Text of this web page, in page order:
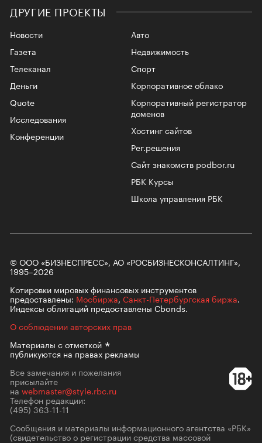
ДРУГИЕ ПРОЕКТЫ
Новости
Газета
Телеканал
Авто
Недвижимость
Спорт
Корпоративное облако
Корпоративный регистратор
доменов
Хостинг сайтов
Рег.решения
Сайт знакомств podbor.ru
РБК Курсы
Школа управления РБК
Деньги
Quote
Исследования
Конференции
© ООО «БИЗНЕСПРЕСС», АО «РОСБИЗНЕСКОНСАЛТИНГ»,
1995–2026
Котировки мировых финансовых инструментов
предоставлены: Мосбиржа, Санкт-Петербургская биржа.
Индексы облигаций предоставлены Cbonds.
О соблюдении авторских прав
Материалы сотметкой
публикуются на правах рекламы
Все замечания и пожелания
присылайте
на webmaster@style.rbc.ru
Телефон редакции:
(495) 363-11-11
Сообщения и материалы информационного агентства «РБК»
(свидетельство о регистрации средства массовой